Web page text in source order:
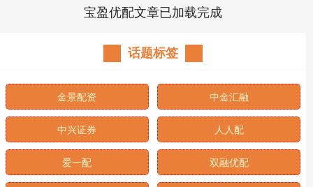
宝盈优配文章已加载完成
话题标签
金景配资 中金汇融
中兴证券 人人配
爱一配 双融优配